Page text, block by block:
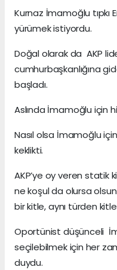
Kurnaz İmamoğlu tıpkı
yürümek istiyordu.
Doğal olarak da AKP
cumhurbaşkanlığına
başladı.
Aslında İmamoğlu için
Nasıl olsa İmamoğlu
keklikti.
AKP’ye oy veren statik
ne koşul da olursa
bir kitle, aynı türden
Oportünist düşünceli
seçilebilmek için her
duydu.